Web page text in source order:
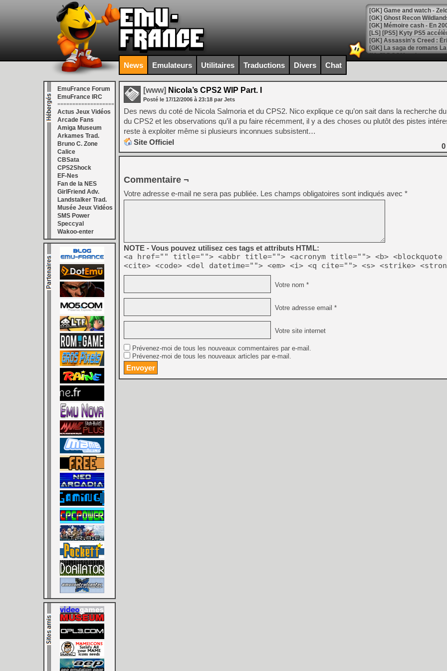
[Mo5] DOOM arrive en
[GK] Bethesda fête les 30
[GK] Roblox : l'action en
[GK] Agenda - GeForce
[GK] Devolver Digital en a
[LS] [PS5] ps5-y2jb-
[GK] Pourquoi Marvel
[GK] Test : Restory : Chill
[GK] GTA 6 : Rockstar
[GK] Hot Wheels Infinite
[GK] Mémoire cash -
[GK] Résultats Nintendo :
[GK] Déjà des
[Mo5] Brickboy cherche à
[GK] Minecraft et ses «
[GK] Beast of
[GK] Ubisoft : fin de partie
[GK] Mémoire cash -
[GK] Dan Houser (GTA)
[GK] Comment EA Sports
[GK] Crimson Moon : un
[GK] Isle of Reveries : le
[GK] Moonlighter 2 : The
[GK] Capcom relance
[Mo5] Deux inédits du
[GK] Le beat'em up The
[GK] Endless Legend 2 :
[LS] [PS5] Premiers
News Emulateurs Utilitaires Traductions Divers Chat
EmuFrance Forum
EmuFrance IRC
===================
Actus Jeux Vidéos
Arcade Fans
Amiga Museum
Arkames Trad.
Bruno C. Zone
Calice
CBSata
CPS2Shock
EF-Nes
Fan de la NES
GirlFriend Adv.
Landstalker Trad.
Musée Jeux Vidéos
SMS Power
Speccyal
Wakoo-enter
[www] Nicola’s CPS2 WIP Part. I
Posté le 17/12/2006 à 23:18 par Jets
Des news du coté de Nicola Salmoria et du CPS2. Nico explique ce qu’on sait dans la recherche
du CPS2 et les observations qu’il a pu faire récemment, il y a des choses ou plutôt des pistes
reste à exploiter même si plusieurs inconnues subsistent…
Site Officiel
0
Commentaire ¬
Votre adresse e-mail ne sera pas publiée. Les champs obligatoires sont indiqués avec *
NOTE - Vous pouvez utilisez ces tags et attributs HTML:
<a href="" title=""> <abbr title=""> <acronym title=""> <b> <blockquote
<cite> <code> <del datetime=""> <em> <i> <q cite=""> <s> <strike>
Votre nom *
Votre adresse email *
Votre site internet
Prévenez-moi de tous les nouveaux commentaires par e-mail.
Prévenez-moi de tous les nouveaux articles par e-mail.